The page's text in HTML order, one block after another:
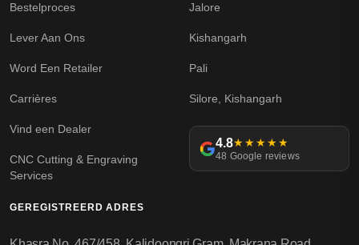
Bestelproces
Lever Aan Ons
Word Een Retailer
Carrières
Vind een Dealer
CNC Cutting & Engraving
Services
Jalore
Kishangarh
Pali
Silore, Kishangarh
4.8★★★★★
48 Google reviews
GEREGISTREERD ADRES